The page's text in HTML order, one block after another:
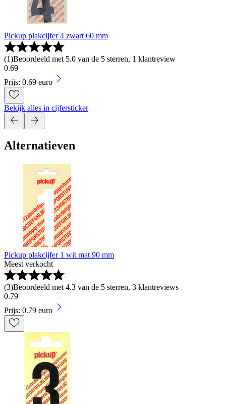
Pickup plakcijfer 4 zwart 60 mm
(1)Beoordeeld met 5.0 van de 5 sterren, 1 klantreview
0.69
Prijs: 0.69 euro
Bekijk alles in cijfersticker
Alternatieven
Pickup plakcijfer 1 wit mat 90 mm
Meest verkocht
(3)Beoordeeld met 4.3 van de 5 sterren, 3 klantreviews
0.79
Prijs: 0.79 euro